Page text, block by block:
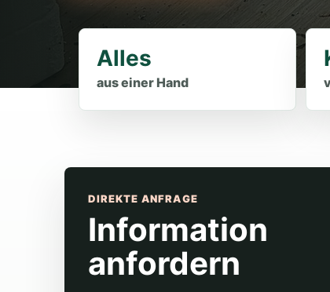
Alles
aus einer Hand
DIREKTE ANFRAGE
Information
anfordern